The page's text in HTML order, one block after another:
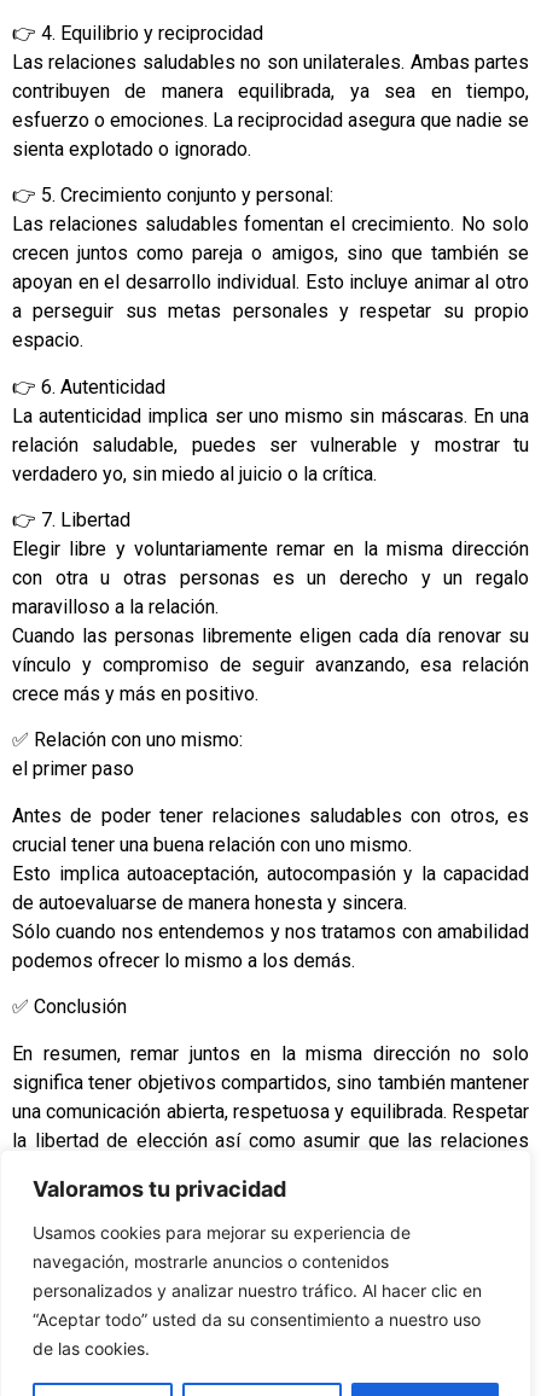
Valoramos tu privacidad
Usamos cookies para mejorar su experiencia de
navegación, mostrarle anuncios o contenidos
personalizados y analizar nuestro tráfico. Al hacer clic en
“Aceptar todo” usted da su consentimiento a nuestro uso
de las cookies.
👉 4. Equilibrio y reciprocidad
Las relaciones saludables no son unilaterales. Ambas partes
contribuyen de manera equilibrada, ya sea en tiempo,
esfuerzo o emociones. La reciprocidad asegura que nadie se
sienta explotado o ignorado.
👉 5. Crecimiento conjunto y personal:
Las relaciones saludables fomentan el crecimiento. No solo
crecen juntos como pareja o amigos, sino que también se
apoyan en el desarrollo individual. Esto incluye animar al otro
a perseguir sus metas personales y respetar su propio
espacio.
👉 6. Autenticidad
La autenticidad implica ser uno mismo sin máscaras. En una
relación saludable, puedes ser vulnerable y mostrar tu
verdadero yo, sin miedo al juicio o la crítica.
👉 7. Libertad
Elegir libre y voluntariamente remar en la misma dirección
con otra u otras personas es un derecho y un regalo
maravilloso a la relación.
Cuando las personas libremente eligen cada día renovar su
vínculo y compromiso de seguir avanzando, esa relación
crece más y más en positivo.
✅ Relación con uno mismo:
el primer paso
Antes de poder tener relaciones saludables con otros, es
crucial tener una buena relación con uno mismo.
Esto implica autoaceptación, autocompasión y la capacidad
de autoevaluarse de manera honesta y sincera.
Sólo cuando nos entendemos y nos tratamos con amabilidad
podemos ofrecer lo mismo a los demás.
✅ Conclusión
En resumen, remar juntos en la misma dirección no solo
significa tener objetivos compartidos, sino también mantener
una comunicación abierta, respetuosa y equilibrada. Respetar
la libertad de elección así como asumir que las relaciones
permiten crecer tanto en conjunto como individualmente a
todos los implicados.
Ya sea con nuestra pareja, familia, amigos o con nosotros
mismos, cuando compartimos la misma intención,
construimos vínculos funcionales y saludables.